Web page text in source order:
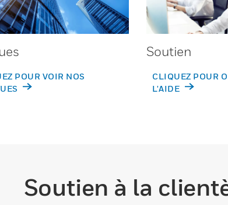
POUR VOIR NOS
Soutien
CLIQUEZ POUR
L'AIDE
Soutien à la